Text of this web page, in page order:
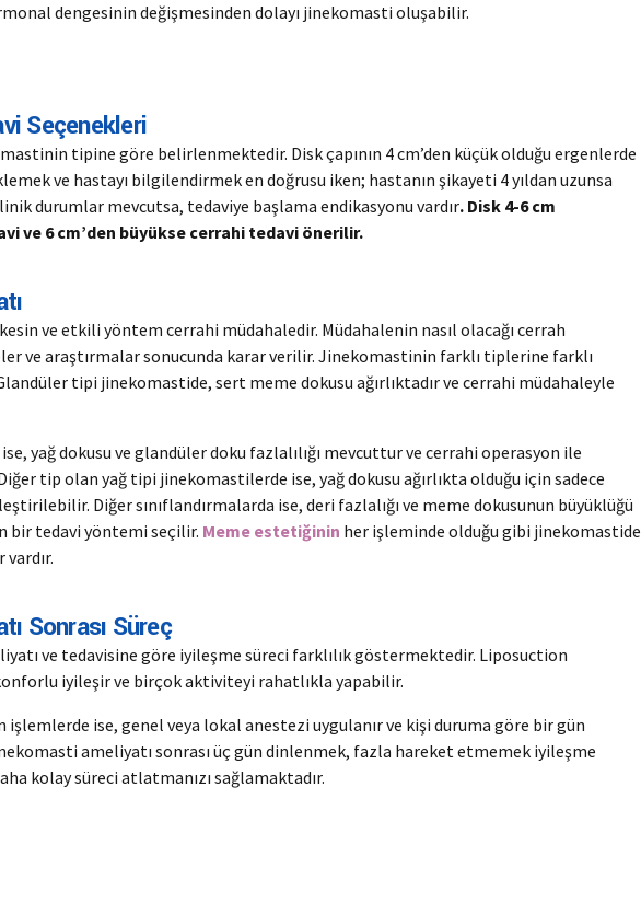
dengesinin değişmesinden dolayı jinekomasti oluşabilir.
Seçenekleri
tipine göre belirlenmektedir. Disk çapının 4 cm’den küçük olduğu ergenlerde
ve hastayı bilgilendirmek en doğrusu iken; hastanın şikayeti 4 yıldan uzunsa
durumlar mevcutsa, tedaviye başlama endikasyonu vardır. Disk 4-6 cm
ve 6 cm’den büyükse cerrahi tedavi önerilir.
ve etkili yöntem cerrahi müdahaledir. Müdahalenin nasıl olacağı cerrah
ve araştırmalar sonucunda karar verilir. Jinekomastinin farklı tiplerine farklı
tipi jinekomastide, sert meme dokusu ağırlıktadır ve cerrahi müdahaleyle
yağ dokusu ve glandüler doku fazlalılığı mevcuttur ve cerrahi operasyon ile
Diğer tip olan yağ tipi jinekomastilerde ise, yağ dokusu ağırlıkta olduğu için sadece
Diğer sınıflandırmalarda ise, deri fazlalığı ve meme dokusunun büyüklüğü
bir tedavi yöntemi seçilir. Meme estetiğinin her işleminde olduğu gibi jinekomastide
Sonrası Süreç
ve tedavisine göre iyileşme süreci farklılık göstermektedir. Liposuction
iyileşir ve birçok aktiviteyi rahatlıkla yapabilir.
ise, genel veya lokal anestezi uygulanır ve kişi duruma göre bir gün
ameliyatı sonrası üç gün dinlenmek, fazla hareket etmemek iyileşme
kolay süreci atlatmanızı sağlamaktadır.